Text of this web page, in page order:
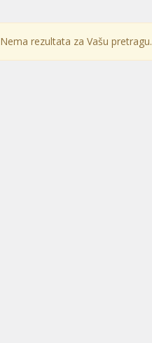
Nema rezultata za Vašu pretragu.